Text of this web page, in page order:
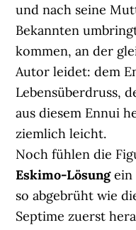
und nach seine
Bekannten
kommen, an der
Autor leidet: dem
Lebensüberdruss,
aus diesem Ennui
ziemlich leicht.
Noch fühlen die
Eskimo-Lösungein
so abgebrüht wie
Septime zuerst